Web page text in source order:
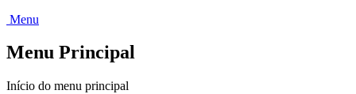
Menu
Menu Principal
Início do menu principal